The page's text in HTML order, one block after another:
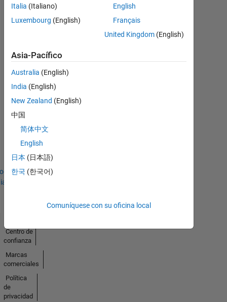
Martin
Iniga's
Insignias
Cody
Insignias
Todo
19 Oct 2024
Italia (Italiano)
Luxembourg (English)
English
Français
United Kingdom(English)
Asia-Pacífico
Australia (English)
India (English)
New Zealand (English)
中国
简体中文
English
日本 (日本語)
한국 (한국어)
Comuníquese con su oficina local
Centro de
confianza
Marcas
comerciales
Política
de
privacidad